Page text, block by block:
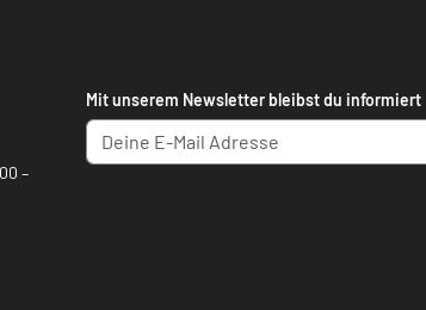
–
Mit unserem Newsletter bleibst du informiert